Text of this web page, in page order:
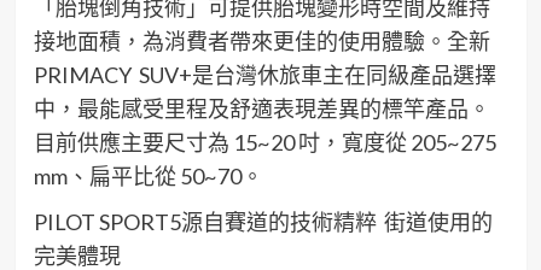
「胎塊倒角技術」 可提供胎塊變形時空間及維持
接地面積，為消費者帶來更佳的使用體驗。 全新
PRIMACY SUV+是台灣休旅車主在同級產品選擇
中，最能感受里程及舒適表現差異的標竿產品。
目前供應主要尺寸為 15~20吋，寬度從 205~275
mm、扁平比從 50~70。
PILOT SPORT5源自賽道的技術精粹 街道使用的
完美體現